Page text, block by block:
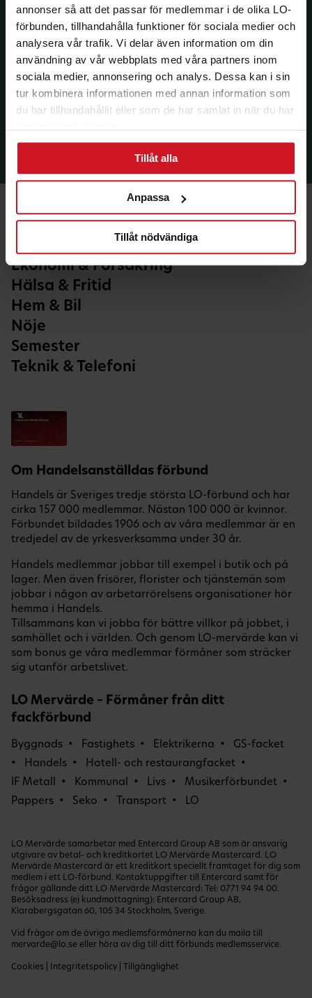
annonser så att det passar för medlemmar i de olika LO-
förbunden, tillhandahålla funktioner för sociala medier och
analysera vår trafik. Vi delar även information om din
användning av vår webbplats med våra partners inom
sociala medier, annonsering och analys. Dessa kan i sin
tur kombinera informationen med annan information som
du har tillhandahållit eller som de har samlat in när du har
Tillåt alla
Anpassa
Tillåt nödvändiga
Ekonomi & Försäkring
Hälsa & Fritid
Hem & Bil
Nöje
Semester
Teknik & Telefoni
Om Handelsanställdas förbund
Handels är Sveriges tredje största LO-förbund och har
cirka 157 000 medlemmar. Nästan 100 000 är kvinnor.
Förbundet bildades 1906 och av våra medlemmar är en
tredjedel av de yrkesverksamma under 30 år.
Handels medlemmar jobbar till exempel i butik och på
lager. Men även frisörer, florister och tjänstemän som
jobbar i någon av arbetarrörelsens organisationer hör
hemma i Handels.
Tillsammans kan vi jobba för bättre villkor på jobbet, i
samhället och i världen. Och genom LO-mervärde kan vi
som bonus ge våra medlemmar förmåner som sträcker
sig utanför arbetslivet.
LO Mervärde – Förmåner från ditt
fackförbund
Byggnads Fastighets Elektrikerna
GS-facket
Handels
Hotell- och restaurangfacket
IF Metall
Kommunal Livs
Musikerförbundet
Pappers
Seko Transport LO
LO Mervärde samarbetar med Entercard Group AB som är ansvarig
utgivare av betal- och kreditkortet LO Mervärde Mastercard. LO
Mervärde Mastercard är ett kreditkort speciellt framtaget för dig som
medlem i ett LO-förbund. Kontaktuppgifter till Entercard samt för
frågor gällande ditt LO Mervärde Mastercard: Tel: 0771 94 94 00.
Besöksadress (ej kundmottagning): Entercard Group AB,
Klarabergsgatan 60, 105 34 Stockholm, Sverige.
Vid frågor om de övriga medlemsförmånerna kan du maila till
mervarde@lo.se eller höra av dig till ditt förbunds medlemsservice.
Cookies Integritetspolicy Tillgänglighet